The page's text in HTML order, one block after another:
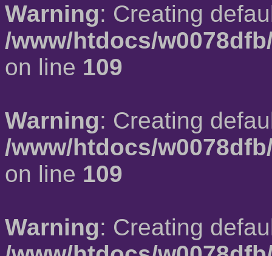
Warning: Creating
/www/htdocs/
on line 109
Warning: Creating
/www/htdocs/
on line 109
Warning: Creating